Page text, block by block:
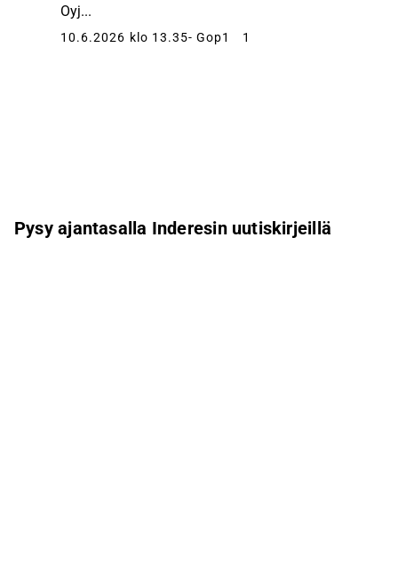
Oyj...
10.6.2026 klo 13.35- Gop1 1
Pysy ajantasalla Inderesin uutiskirjeillä